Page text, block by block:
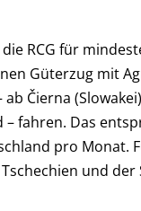
RCG für
Güterzug mit
Čierna
fahren. Das
pro Monat.
und der